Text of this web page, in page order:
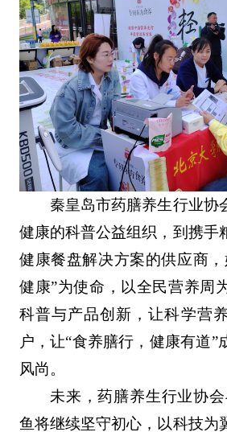
秦皇岛市药膳养生行业协
健康的科普公益组织，到携手
健康餐盘解决方案的供应商
健康”为使命，以全民营养周
科普与产品创新，让科学营
户，让“食养膳行，健康有道”
风尚。
未来，药膳养生行业协
鱼将继续坚守初心，以科技为